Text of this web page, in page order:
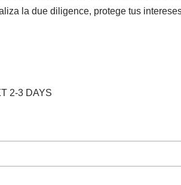
la due diligence, protege tus
2-3 DAYS